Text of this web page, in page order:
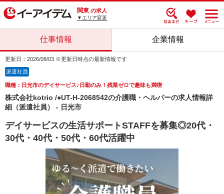
関東 の求人
▼エリア変更
仕事情報 企業情報
更新日：2026/08/03 ※更新日時点の最新情報です
派遣社員
職種：日光市のデイサービス♪日勤のみ！残業ゼロで趣味も満喫
株式会社kotrio /●UT-H-2068542の介護職・ヘルパーの求人情報詳
細（派遣社員） - 日光市
デイサービスの生活サポートSTAFFを募集◎20代・
30代・40代・50代・60代活躍中